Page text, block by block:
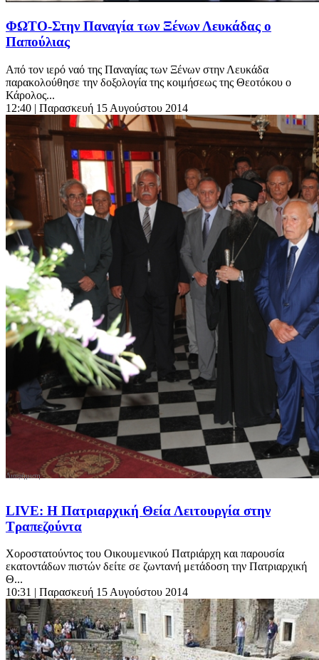
ΦΩΤΟ-Στην Παναγία των Ξένων Λευκάδας ο
Παπούλιας
Από τον ιερό ναό της Παναγίας των Ξένων στην Λευκάδα
παρακολούθησε την δοξολογία της κοιμήσεως της Θεοτόκου ο
Κάρολος...
12:40 | Παρασκευή 15 Αυγούστου 2014
LIVE: Η Πατριαρχική Θεία Λειτουργία στην
Τραπεζούντα
Χοροστατούντος του Οικουμενικού Πατριάρχη και παρουσία
εκατοντάδων πιστών δείτε σε ζωντανή μετάδοση την Πατριαρχική
Θ...
10:31 | Παρασκευή 15 Αυγούστου 2014